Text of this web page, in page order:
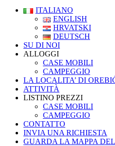
ITALIANO
ENGLISH
HRVATSKI
DEUTSCH
SU DI NOI
ALLOGGI
CASE MOBILI
CAMPEGGIO
LA LOCALITA’ DI
ATTIVITÀ
LISTINO PREZZI
CASE MOBILI
CAMPEGGIO
CONTATTO
INVIA UNA RICHIESTA
GUARDA LA MAPPA